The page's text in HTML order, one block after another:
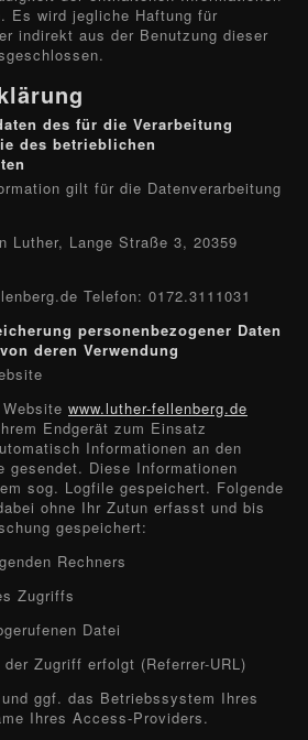
Es wird jegliche Haftung für
indirekt aus der Benutzung dieser
des für die Verarbeitung
des betrieblichen
gilt für die Datenverarbeitung
Luther, Lange Straße 3, 20359
Telefon: 0172.3111031
personenbezogener Daten
deren Verwendung
www.luther-fellenberg.de
Endgerät zum Einsatz
Informationen an den
gesendet. Diese Informationen
sog. Logfile gespeichert. Folgende
ohne Ihr Zutun erfasst und bis
gespeichert:
Rechners
Zugriffs
Datei
Zugriff erfolgt (Referrer-URL)
ggf. das Betriebssystem Ihres
Ihres Access-Providers.